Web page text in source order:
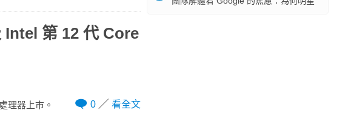
第 12 代 Core
理器上市。 0 看全文